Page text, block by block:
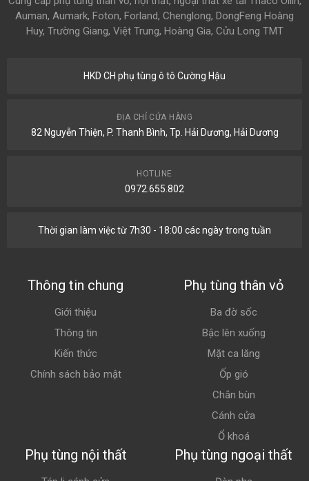
Auman, Aumark, Foton, Forland, Chenglong, DongFeng Hoàng
Huy, Trường Giang, Việt Trung, Hoàng Gia, Cửu Long TMT
HKD CH phụ tùng ô tô Cường Hậu
ĐỊA CHỈ CỬA HÀNG
82 Nguyễn Thiện, P. Thanh Bình, Tp. Hải Dương, Hải Dương
HOTLINE
0972.655.802
Thời gian làm việc từ 7h30 - 18:00 các ngày trong tuần
Thông tin chung
Giới thiệu
Thông tin
Kiến thức
Chính sách bảo mật
Phụ tùng thân vỏ
Ba đờ sốc
Bậc lên xuống
Mặt ca lăng
Ốp gió
Chắn bùn
Cánh cửa
Ổ khoá
Phụ tùng nội thất Phụ tùng ngoại thất